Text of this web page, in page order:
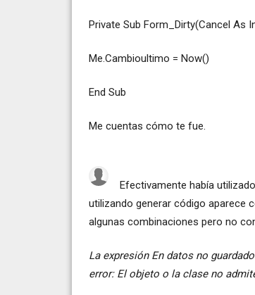
Private Sub Form_Dirty(Cancel As
Me.Cambioultimo = Now()
End Sub
Me cuentas cómo te fue.
Efectivamente había
utilizando generar código aparece
algunas combinaciones pero no
La expresión En datos no
error: El objeto o la clase no